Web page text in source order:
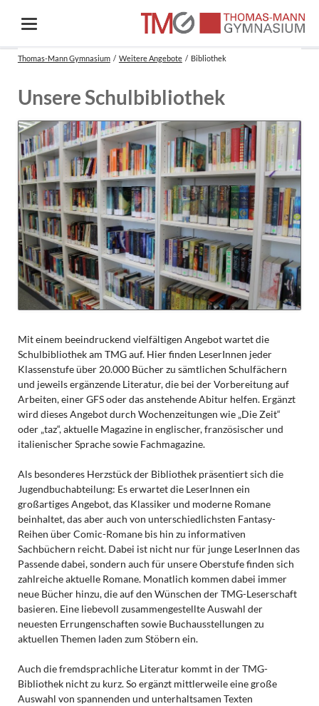
Thomas-Mann Gymnasium Weitere Angebote Bibliothek
Unsere Schulbibliothek
Mit einem beeindruckend vielfältigen Angebot wartet die
Schulbibliothek am TMG auf. Hier finden LeserInnen jeder
Klassenstufe über 20.000 Bücher zu sämtlichen Schulfächern
und jeweils ergänzende Literatur, die bei der Vorbereitung auf
Arbeiten, einer GFS oder das anstehende Abitur helfen. Ergänzt
wird dieses Angebot durch Wochenzeitungen wie „Die Zeit“
oder „taz“, aktuelle Magazine in englischer, französischer und
italienischer Sprache sowie Fachmagazine.
Als besonderes Herzstück der Bibliothek präsentiert sich die
Jugendbuchabteilung: Es erwartet die LeserInnen ein
großartiges Angebot, das Klassiker und moderne Romane
beinhaltet, das aber auch von unterschiedlichsten Fantasy-
Reihen über Comic-Romane bis hin zu informativen
Sachbüchern reicht. Dabei ist nicht nur für junge LeserInnen das
Passende dabei, sondern auch für unsere Oberstufe finden sich
zahlreiche aktuelle Romane. Monatlich kommen dabei immer
neue Bücher hinzu, die auf den Wünschen der TMG-Leserschaft
basieren. Eine liebevoll zusammengestellte Auswahl der
neuesten Errungenschaften sowie Buchausstellungen zu
aktuellen Themen laden zum Stöbern ein.
Auch die fremdsprachliche Literatur kommt in der TMG-
Bibliothek nicht zu kurz. So ergänzt mittlerweile eine große
Auswahl von spannenden und unterhaltsamen Texten